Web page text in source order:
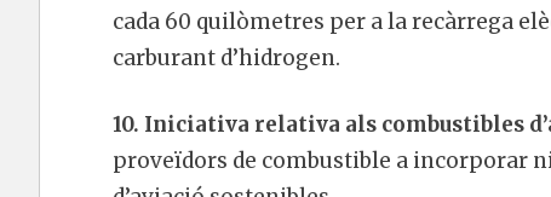
cada 60 quilòmetres per a la recàrrega
carburant d’hidrogen.
10. Iniciativa relativa als combustibles
proveïdors de combustible a incorporar